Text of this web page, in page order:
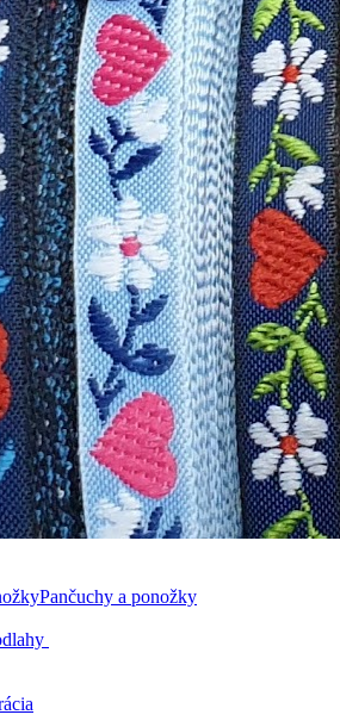
Pančuchy a ponožky